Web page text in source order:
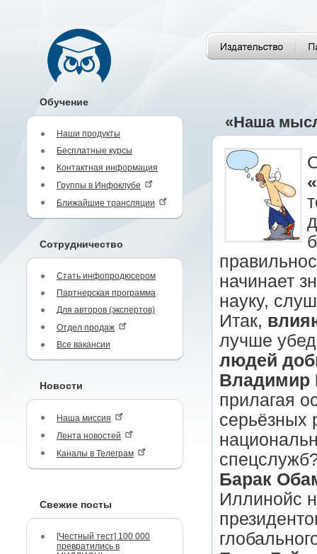
Обучение
Наши продукты
Бесплатные курсы
Контактная информация
Группы в Инфоклубе
Ближайшие трансляции
Сотрудничество
Стать инфопродюсером
Партнерская программа
Для авторов (экспертов)
Отдел продаж
Все вакансии
Новости
Наша миссия
Лента новостей
Каналы в Телеграм
Свежие посты
[Честный тест] 100 000
превратились в
«Наша
начинает
науку,
Итак,
лучше
людей
Владимир
прилагая
серьёзных
Барак
Иллинойс